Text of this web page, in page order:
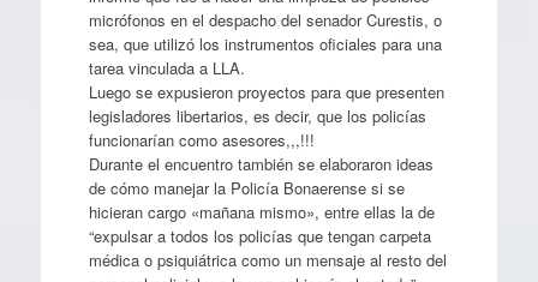
micrófonos en el despacho del senador Curestis, o
sea, que utilizó los instrumentos oficiales para una
tarea vinculada a LLA.
Luego se expusieron proyectos para que presenten
legisladores libertarios, es decir, que los policías
funcionarían como asesores,,,!!!
Durante el encuentro también se elaboraron ideas
de cómo manejar la Policía Bonaerense si se
hicieran cargo «mañana mismo», entre ellas la de
“expulsar a todos los policías que tengan carpeta
médica o psiquiátrica como un mensaje al resto del